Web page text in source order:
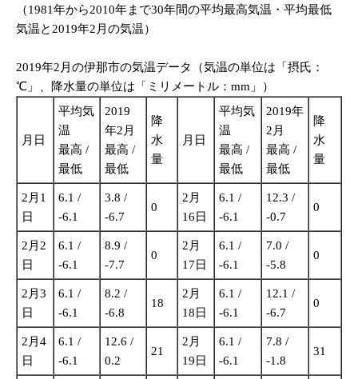
（1981年から2010年まで30年間の平均最高気温・平均最低
気温と2019年2月の気温）
2019年2月の伊那市の気温データ（気温の単位は「摂氏：
℃」、降水量の単位は「ミリメートル：mm」）
月日
平均気
温
最高 /
最低
2019
年2月
最高 /
最低
降
水
量
月日
平均気
温
最高 /
最低
2019年
2月
最高 /
最低
降
水
量
2月1
日
6.1 /
-6.1
3.8 /
-6.7
0
2月
16日
6.1 /
-6.1
12.3 /
-0.7
0
2月2
日
6.1 /
-6.1
8.9 /
-7.7
0
2月
17日
6.1 /
-6.1
7.0 /
-5.8
0
2月3
日
6.1 /
-6.1
8.2 /
-6.8
18
2月
18日
6.1 /
-6.1
12.1 /
-6.7
0
2月4
日
6.1 /
-6.1
12.6 /
0.2
21
2月
19日
6.1 /
-6.1
7.8 /
-1.8
31